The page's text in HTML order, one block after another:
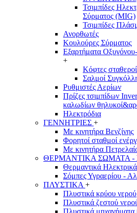
Τσιμπίδες
Σύρματος (MIG)
Τσιμπίδες
Ανορθωτές
Κουλούρες Σύρματος
Εξαρτήματα
+
Κόφτες
Σαλμοί
Ρυθμιστές Αερίων
Πρίζες τσιμπίδων
καλωδίων
Ηλεκτρόδια
ΓΕΝΝΗΤΡΙΕΣ +
Με κινητήρα Βενζίνης
Φορητοί σταθμοί
Με κινητήρα
ΘΕΡΜΑΝΤΙΚΑ ΣΩΜΑΤΑ
Θερμαντικά
Σόμπες Υγραερίου -
ΠΛΥΣΤΙΚΑ +
Πλυστικά κρύου νερού
Πλυστικά ζεστού
Πλυστικά μηχανήματα